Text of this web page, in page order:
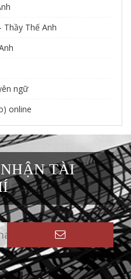
Thế Anh
ngữ
online
TÀI